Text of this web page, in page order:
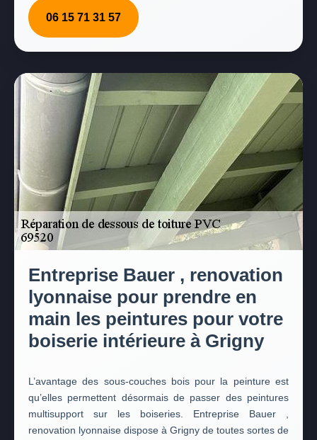
06 15 71 31 57
Entreprise Bauer , renovation
lyonnaise pour prendre en
main les peintures pour votre
boiserie intérieure à Grigny
L’avantage des sous-couches bois pour la peinture est
qu’elles permettent désormais de passer des peintures
multisupport sur les boiseries. Entreprise Bauer ,
renovation lyonnaise dispose à Grigny de toutes sortes de